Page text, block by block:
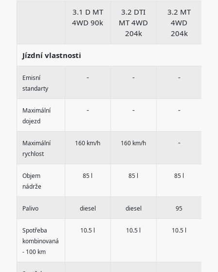
3.1 D MT
4WD 90k
3.2 DTI
MT 4WD
204k
3.2 MT
4WD
204k
Jízdní vlastnosti
Emisní
standarty
- - -
Maximální
dojezd
- - -
Maximální
rychlost
160 km/h 160 km/h -
Objem
nádrže
85 l 85 l 85 l
Palivo diesel diesel 95
Spotřeba
kombinovaná
- 100 km
10.5 l 10.5 l 10.5 l